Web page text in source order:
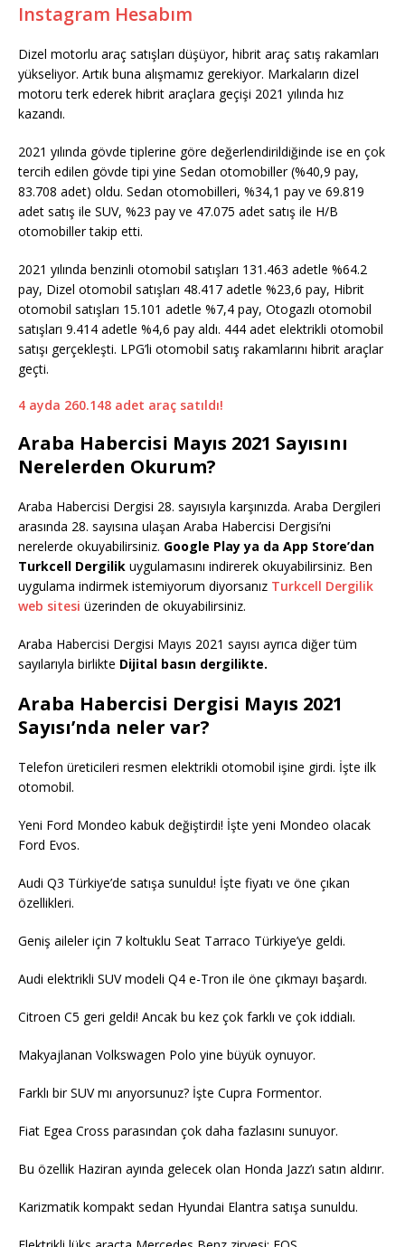
Instagram Hesabım
Dizel motorlu araç satışları düşüyor, hibrit araç satış rakamları
yükseliyor. Artık buna alışmamız gerekiyor. Markaların dizel
motoru terk ederek hibrit araçlara geçişi 2021 yılında hız
kazandı.
2021 yılında gövde tiplerine göre değerlendirildiğinde ise en çok
tercih edilen gövde tipi yine Sedan otomobiller (%40,9 pay,
83.708 adet) oldu. Sedan otomobilleri, %34,1 pay ve 69.819
adet satış ile SUV, %23 pay ve 47.075 adet satış ile H/B
otomobiller takip etti.
2021 yılında benzinli otomobil satışları 131.463 adetle %64.2
pay, Dizel otomobil satışları 48.417 adetle %23,6 pay, Hibrit
otomobil satışları 15.101 adetle %7,4 pay, Otogazlı otomobil
satışları 9.414 adetle %4,6 pay aldı. 444 adet elektrikli otomobil
satışı gerçekleşti. LPG’li otomobil satış rakamlarını hibrit araçlar
geçti.
4 ayda 260.148 adet araç satıldı!
Araba Habercisi Mayıs 2021 Sayısını
Nerelerden Okurum?
Araba Habercisi Dergisi 28. sayısıyla karşınızda. Araba Dergileri
arasında 28. sayısına ulaşan Araba Habercisi Dergisi’ni
nerelerde okuyabilirsiniz. Google Play ya da App Store’dan
Turkcell Dergilik uygulamasını indirerek okuyabilirsiniz. Ben
uygulama indirmek istemiyorum diyorsanız Turkcell Dergilik
web sitesi üzerinden de okuyabilirsiniz.
Araba Habercisi Dergisi Mayıs 2021 sayısı ayrıca diğer tüm
sayılarıyla birlikte Dijital basın dergilikte.
Araba Habercisi Dergisi Mayıs 2021
Sayısı’nda neler var?
Telefon üreticileri resmen elektrikli otomobil işine girdi. İşte ilk
otomobil.
Yeni Ford Mondeo kabuk değiştirdi! İşte yeni Mondeo olacak
Ford Evos.
Audi Q3 Türkiye’de satışa sunuldu! İşte fiyatı ve öne çıkan
özellikleri.
Geniş aileler için 7 koltuklu Seat Tarraco Türkiye’ye geldi.
Audi elektrikli SUV modeli Q4 e-Tron ile öne çıkmayı başardı.
Citroen C5 geri geldi! Ancak bu kez çok farklı ve çok iddialı.
Makyajlanan Volkswagen Polo yine büyük oynuyor.
Farklı bir SUV mı arıyorsunuz? İşte Cupra Formentor.
Fiat Egea Cross parasından çok daha fazlasını sunuyor.
Bu özellik Haziran ayında gelecek olan Honda Jazz’ı satın aldırır.
Karizmatik kompakt sedan Hyundai Elantra satışa sunuldu.